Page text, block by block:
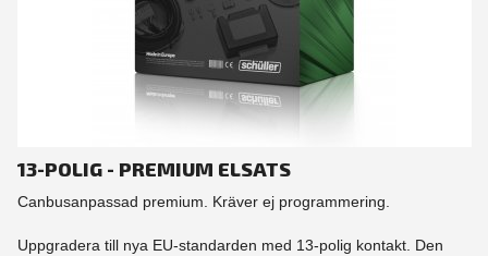
13-POLIG - PREMIUM ELSATS
Canbusanpassad premium. Kräver ej programmering.
Uppgradera till nya EU-standarden med 13-polig kontakt. Den